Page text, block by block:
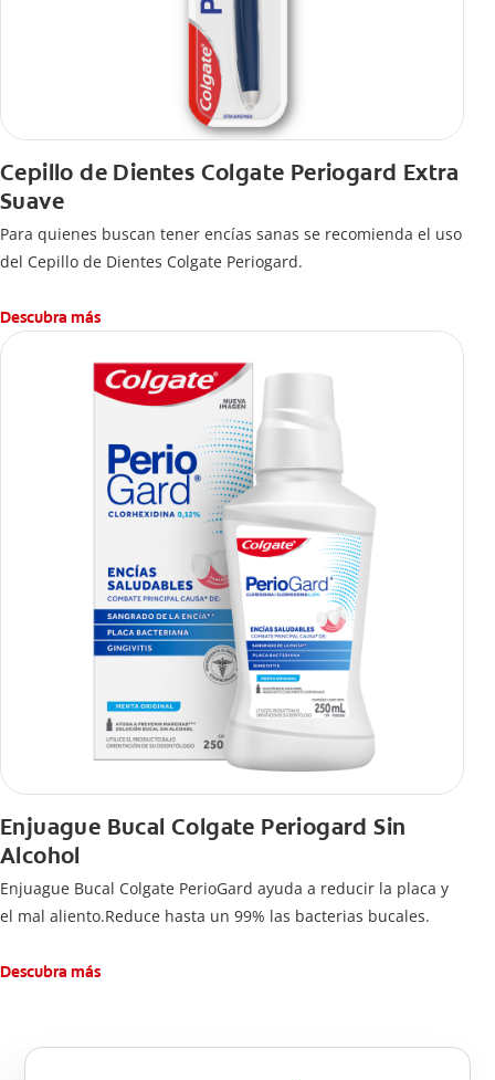
Cepillo de Dientes Colgate Periogard Extra
Suave
Para quienes buscan tener encías sanas se recomienda el uso
del Cepillo de Dientes Colgate Periogard.
Descubra más
Enjuague Bucal Colgate Periogard Sin
Alcohol
Enjuague Bucal Colgate PerioGard ayuda a reducir la placa y
el mal aliento.Reduce hasta un 99% las bacterias bucales.
Descubra más